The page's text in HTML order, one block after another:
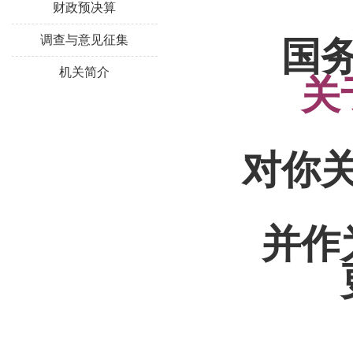
财政预决算
调查与意见征集
机关简介
国
关
对你
并作